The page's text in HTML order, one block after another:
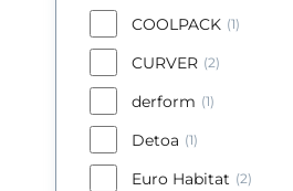
COOLPACK (1)
CURVER (2)
derform (1)
Detoa (1)
Euro Habitat (2)